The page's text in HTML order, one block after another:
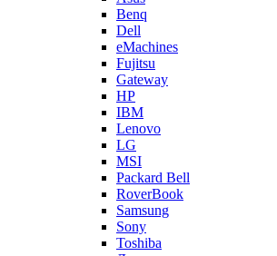
Benq
Dell
eMachines
Fujitsu
Gateway
HP
IBM
Lenovo
LG
MSI
Packard Bell
RoverBook
Samsung
Sony
Toshiba